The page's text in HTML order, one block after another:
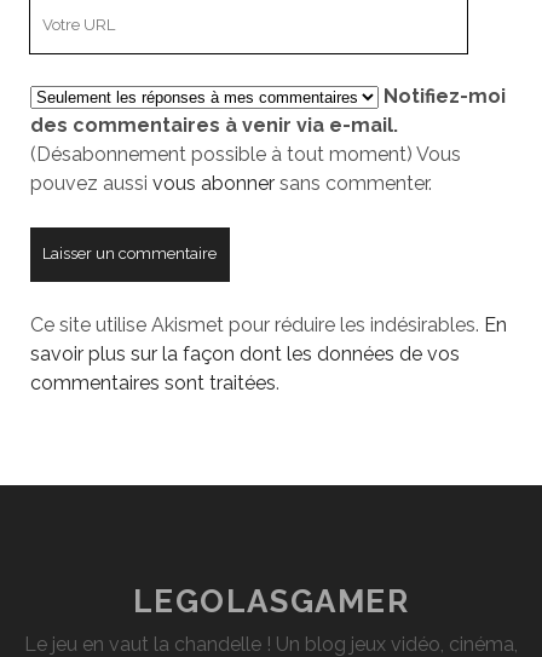
mail
votre
site
Notifiez-moi
des commentaires à venir via e-mail.
(Désabonnement possible à tout moment) Vous
pouvez aussi vous abonnersans commenter.
Ce site utilise Akismet pour réduire les indésirables. En
savoir plus sur la façon dont les données de vos
commentaires sont traitées.
LEGOLASGAMER
Le jeu en vaut la chandelle ! Un blog jeux vidéo, cinéma,